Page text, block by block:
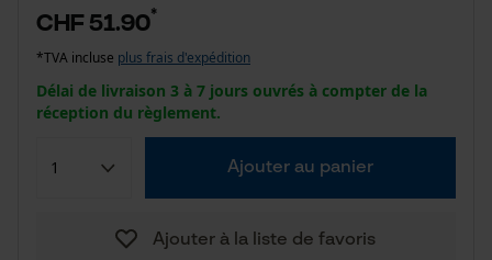
CHF 51.90*
*TVA incluse plus frais d'expédition
Délai de livraison 3 à 7 jours ouvrés à compter de la
réception du règlement.
Ajouter au panier
Ajouter à la liste de favoris